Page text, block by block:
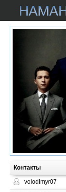
Контакты
volodimyr07